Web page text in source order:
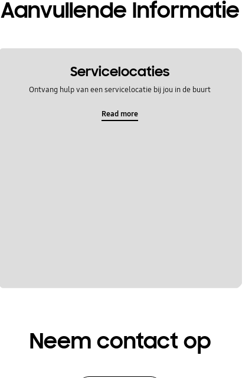
Aanvullende Informatie
Servicelocaties
Ontvang hulp van een servicelocatie bij jou in de buurt
Read more
Neem contact op